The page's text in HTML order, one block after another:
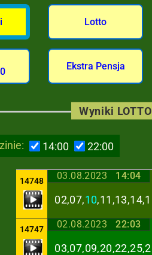
Lotto
Ekstra Pensja
14:00 22:00
Wyniki
14748 03.08.2023 14:04
02,07,10
14747 02.08.2023 22:03